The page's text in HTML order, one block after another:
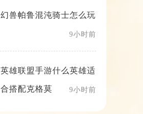
幻兽帕鲁混沌骑士怎么玩
9小时前
英雄联盟手游什么英雄适
合搭配克格莫 9小时前